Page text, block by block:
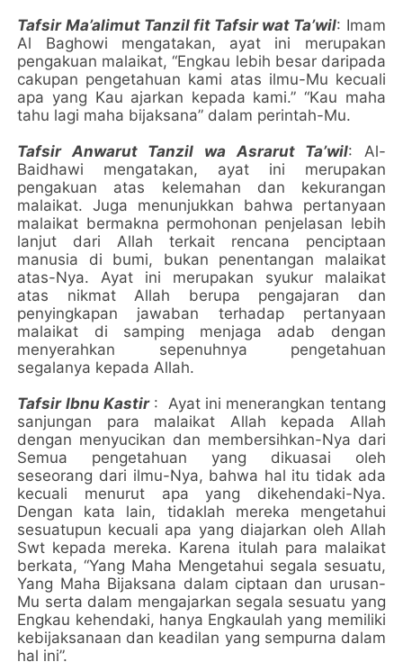
Tafsir Ma’alimut Tanzil fit Tafsir wat Ta’wil: Imam
Al Baghowi mengatakan, ayat ini merupakan
pengakuan malaikat, “Engkau lebih besar daripada
cakupan pengetahuan kami atas ilmu-Mu kecuali
apa yang Kau ajarkan kepada kami.” “Kau maha
tahu lagi maha bijaksana” dalam perintah-Mu.
Tafsir Anwarut Tanzil wa Asrarut Ta’wil: Al-
Baidhawi mengatakan, ayat ini merupakan
pengakuan atas kelemahan dan kekurangan
malaikat. Juga menunjukkan bahwa pertanyaan
malaikat bermakna permohonan penjelasan lebih
lanjut dari Allah terkait rencana penciptaan
manusia di bumi, bukan penentangan malaikat
atas-Nya. Ayat ini merupakan syukur malaikat
atas nikmat Allah berupa pengajaran dan
penyingkapan jawaban terhadap pertanyaan
malaikat di samping menjaga adab dengan
menyerahkan sepenuhnya pengetahuan
segalanya kepada Allah.
Tafsir Ibnu Kastir: Ayat ini menerangkan tentang
sanjungan para malaikat Allah kepada Allah
dengan menyucikan dan membersihkan-Nya dari
Semua pengetahuan yang dikuasai oleh
seseorang dari ilmu-Nya, bahwa hal itu tidak ada
kecuali menurut apa yang dikehendaki-Nya.
Dengan kata lain, tidaklah mereka mengetahui
sesuatupun kecuali apa yang diajarkan oleh Allah
Swt kepada mereka. Karena itulah para malaikat
berkata, “Yang Maha Mengetahui segala sesuatu,
Yang Maha Bijaksana dalam ciptaan dan urusan-
Mu serta dalam mengajarkan segala sesuatu yang
Engkau kehendaki, hanya Engkaulah yang memiliki
kebijaksanaan dan keadilan yang sempurna dalam
hal ini”.